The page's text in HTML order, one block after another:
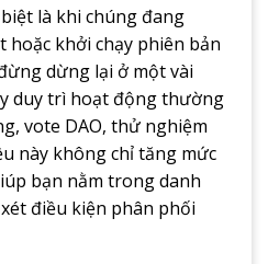
là khi chúng đang
khởi chạy phiên bản
dừng lại ở một vài
duy trì hoạt động thường
vote DAO, thử nghiệm
này không chỉ tăng mức
bạn nằm trong danh
điều kiện phân phối